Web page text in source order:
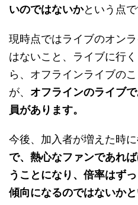
いのではないかという点で
現時点ではライブのオン
はないこと、ライブに行
ら、オフラインライブの
が、 オフラインのライブ
員があります。
今後、加入者が増えた時に
で、熱心なファンであれ
うことになり、倍率はず
傾向になるのではないか